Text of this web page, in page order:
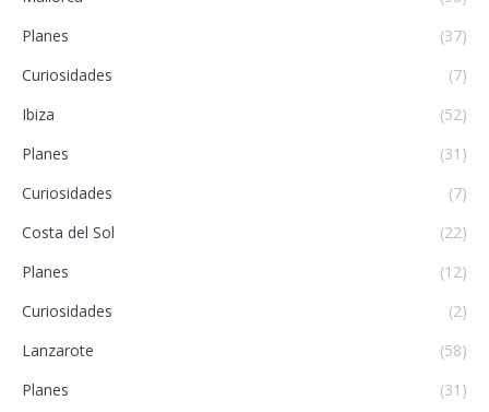
Planes
(37)
Curiosidades
(7)
Ibiza
(52)
Planes
(31)
Curiosidades
(7)
Costa del Sol
(22)
Planes
(12)
Curiosidades
(2)
Lanzarote
(58)
Planes
(31)